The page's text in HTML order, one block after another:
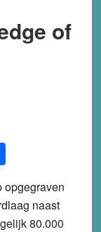
of
Share
opgegraven
naast
80.000